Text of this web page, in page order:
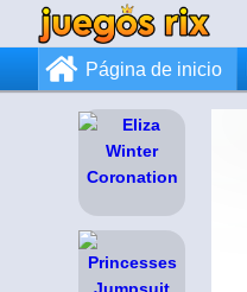
Página de inicio